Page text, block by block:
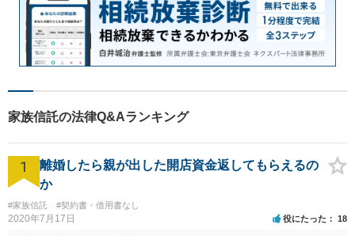
家族信託の法律Q&Aランキング
1
離婚したら親が出した開店資金返してもらえるの
か
#家族信託 #契約書・借用書なし
2020年7月17日 役にたった 18